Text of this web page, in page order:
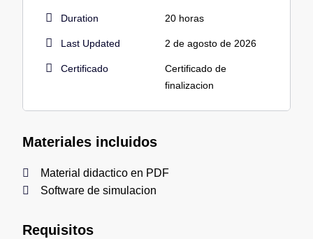
Duration 20 horas
Last Updated 2 de agosto de 2026
Certificado
Certificado de
finalizacion
Materiales incluidos
Material didactico en PDF
Software de simulacion
Requisitos